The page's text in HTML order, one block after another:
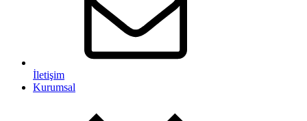
İletişim
Kurumsal